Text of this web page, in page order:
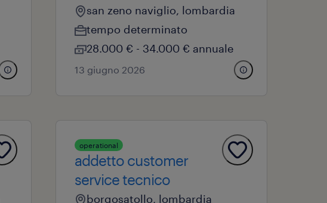
san zeno naviglio, lombardia
tempo determinato
28.000 € - 34.000 € annuale
13 giugno 2026
operational
addetto customer
service tecnico
borgosatollo, lombardia